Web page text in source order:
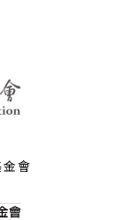
會